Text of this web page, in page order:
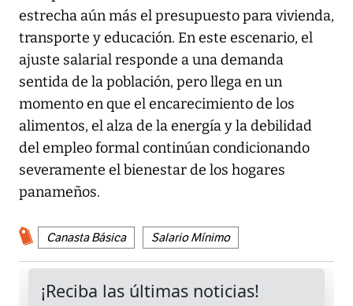
estrecha aún más el presupuesto para vivienda,
transporte y educación. En este escenario, el
ajuste salarial responde a una demanda
sentida de la población, pero llega en un
momento en que el encarecimiento de los
alimentos, el alza de la energía y la debilidad
del empleo formal continúan condicionando
severamente el bienestar de los hogares
panameños.
Canasta Básica Salario Mínimo